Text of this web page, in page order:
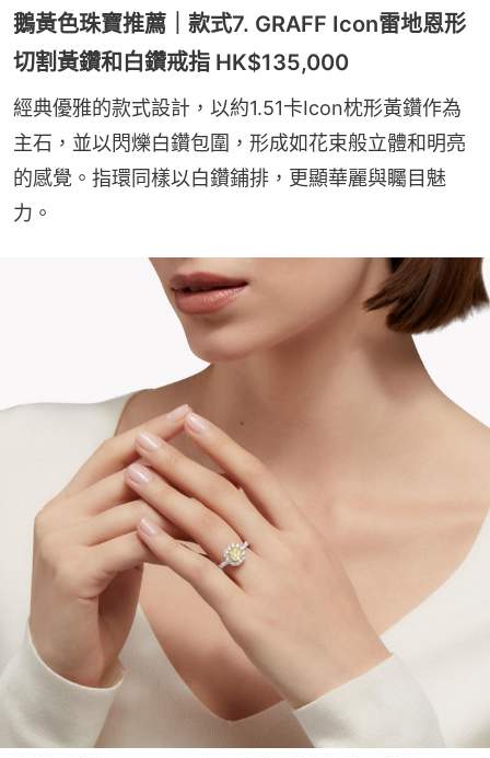
鵝黃色珠寶推薦｜款式7. GRAFF Icon雷地恩形
切割黃鑽和白鑽戒指 HK$135,000
經典優雅的款式設計，以約1.51卡Icon枕形黃鑽作為
主石，並以閃爍白鑽包圍，形成如花束般立體和明亮
的感覺。指環同樣以白鑽鋪排，更顯華麗與矚目魅
力。